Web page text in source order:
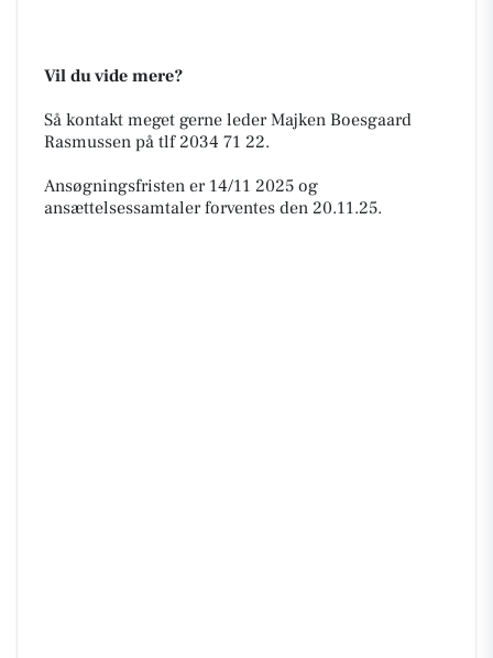
Vil du vide mere?
Så kontakt meget gerne leder Majken Boesgaard
Rasmussen på tlf 2034 71 22.
Ansøgningsfristen er 14/11 2025 og
ansættelsessamtaler forventes den 20.11.25.